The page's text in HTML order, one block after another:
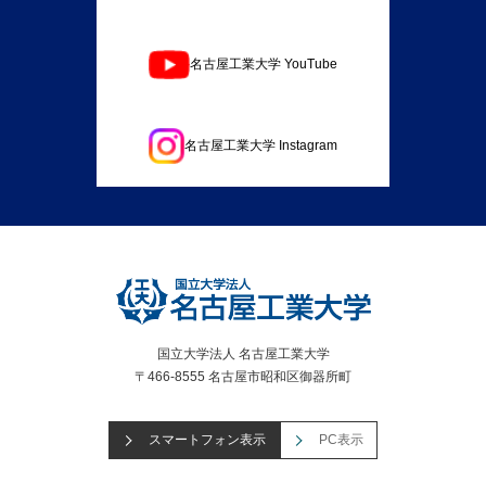
名古屋工業大学 YouTube
名古屋工業大学 Instagram
国立大学法人 名古屋工業大学
〒466-8555 名古屋市昭和区御器所町
スマートフォン表示 PC表示